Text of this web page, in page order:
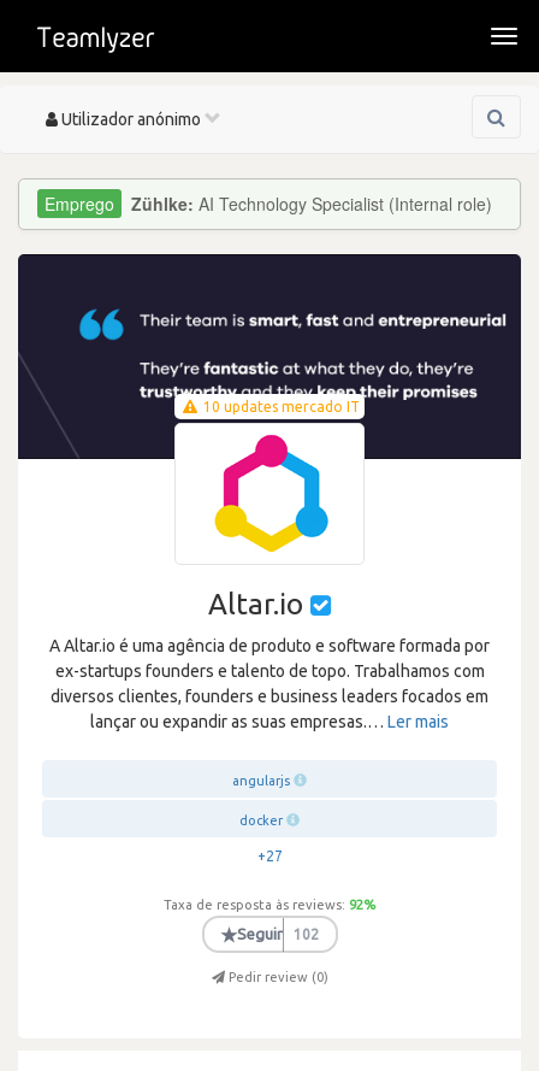
Toggle
Utilizador anónimo
Zühlke: AI Technology Specialist (Internal role)
10 updates mercado IT
Altar.io
A Altar.io é uma agência de produto e software formada por
ex-startups founders e talento de topo. Trabalhamos com
diversos clientes, founders e business leaders focados em
lançar ou expandir as suas empresas.… Ler mais
angularjs
docker
+27
Taxa de resposta às reviews: 92%
★Seguir 102
Pedir review (0)